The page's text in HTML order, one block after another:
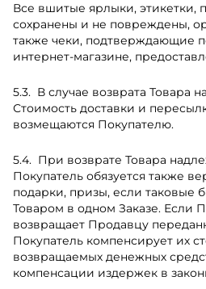
Все вшитые ярлыки, этикетки,
сохранены и не повреждены,
также чеки, подтверждающие
интернет-магазине,
В случае возврата Товара
Стоимость доставки и
возмещаются Покупателю.
При возврате Товара
Покупатель обязуется также
подарки, призы, если таковые
Товаром в одном Заказе. Если
возвращает Продавцу
Покупатель компенсирует их
возвращаемых денежных
компенсации издержек в